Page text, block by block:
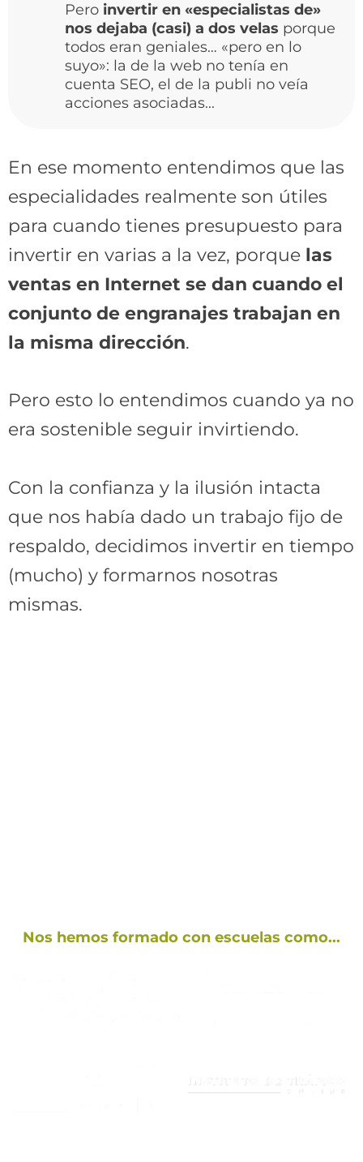
Pero invertir en «especialistas de»
nos dejaba (casi) a dos velas porque
todos eran geniales… «pero en lo
suyo»: la de la web no tenía en
cuenta SEO, el de la publi no veía
acciones asociadas...
En ese momento entendimos que las
especialidades realmente son útiles
para cuando tienes presupuesto para
invertir en varias a la vez, porque las
ventas en Internet se dan cuando el
conjunto de engranajes trabajan en
la misma dirección.
Pero esto lo entendimos cuando ya no
era sostenible seguir invirtiendo.
Con la confianza y la ilusión intacta
que nos había dado un trabajo fijo de
respaldo, decidimos invertir en tiempo
(mucho) y formarnos nosotras
mismas.
Nos hemos formado con escuelas como...